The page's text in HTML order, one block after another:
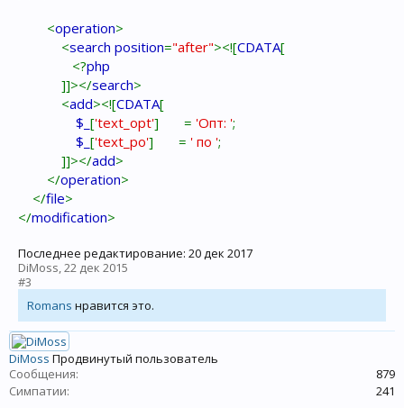
<operation>
<search position="after"><![CDATA[
<?php
]]></search>
<add><![CDATA[
$_ ['text_opt'] = 'Опт: ';
$_ ['text_po'] = ' по ';
]]></add>
</operation>
</file>
</modification>
Последнее редактирование: 20 дек 2017
DiMoss,22 дек 2015
#3
Romans нравится это.
DiMoss Продвинутый пользователь
Сообщения:
879
Симпатии:
241